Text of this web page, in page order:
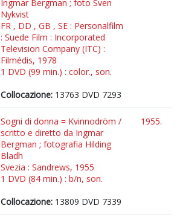
Ingmar Bergman ; foto Sven
Nykvist
FR , DD , GB , SE : Personalfilm
: Suede Film : Incorporated
Television Company (ITC) :
Filmédis, 1978
1 DVD (99 min.) : color., son.
Collocazione: 13763 DVD 7293
Sogni di donna = Kvinnodröm /
scritto e diretto da Ingmar
Bergman ; fotografia Hilding
Bladh
Svezia : Sandrews, 1955
1 DVD (84 min.) : b/n, son.
Collocazione: 13809 DVD 7339
1955.